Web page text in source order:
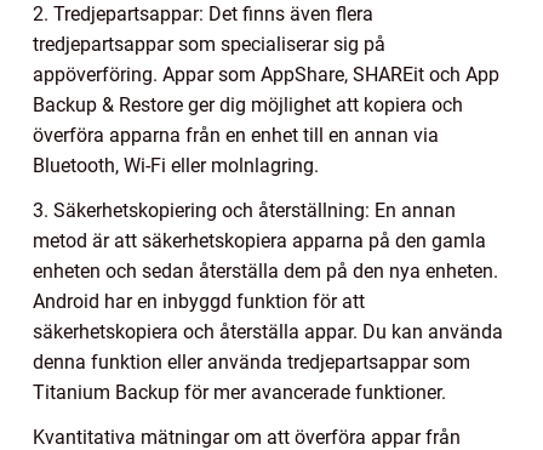
2. Tredjepartsappar: Det finns även flera
tredjepartsappar som specialiserar sig på
appöverföring. Appar som AppShare, SHAREit och App
Backup & Restore ger dig möjlighet att kopiera och
överföra apparna från en enhet till en annan via
Bluetooth, Wi-Fi eller molnlagring.
3. Säkerhetskopiering och återställning: En annan
metod är att säkerhetskopiera apparna på den gamla
enheten och sedan återställa dem på den nya enheten.
Android har en inbyggd funktion för att
säkerhetskopiera och återställa appar. Du kan använda
denna funktion eller använda tredjepartsappar som
Titanium Backup för mer avancerade funktioner.
Kvantitativa mätningar om att överföra appar från